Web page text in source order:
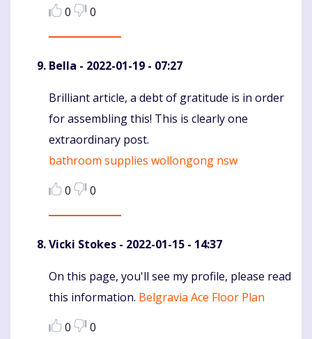
0
0
Bella - 2022-01-19 - 07:27
Komentaras
Brilliant article, a debt of gratitude is in order
for assembling this! This is clearly one
extraordinary post.
bathroom supplies wollongong nsw
0
0
Vicki Stokes - 2022-01-15 - 14:37
Komentaras
On this page, you'll see my profile, please read
this information. Belgravia Ace Floor Plan
0
0